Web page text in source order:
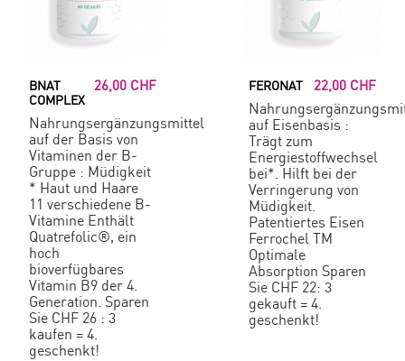
BNAT
COMPLEX
26,00 CHF
Nahrungsergänzungsmittel
auf der Basis von
Vitaminen der B-
Gruppe : Müdigkeit
* Haut und Haare
11 verschiedene B-
Vitamine Enthält
Quatrefolic®, ein
hoch
bioverfügbares
Vitamin B9 der 4.
Generation. Sparen
Sie CHF 26 : 3
kaufen = 4.
geschenkt!
FERONAT
22,00 CHF
auf Eisenbasis :
Trägt zum
Energiestoffwechsel
bei*. Hilft bei der
Verringerung von
Müdigkeit.
Patentiertes Eisen
Ferrochel TM
Optimale
Absorption Sparen
Sie CHF 22: 3
gekauft = 4.
geschenkt!